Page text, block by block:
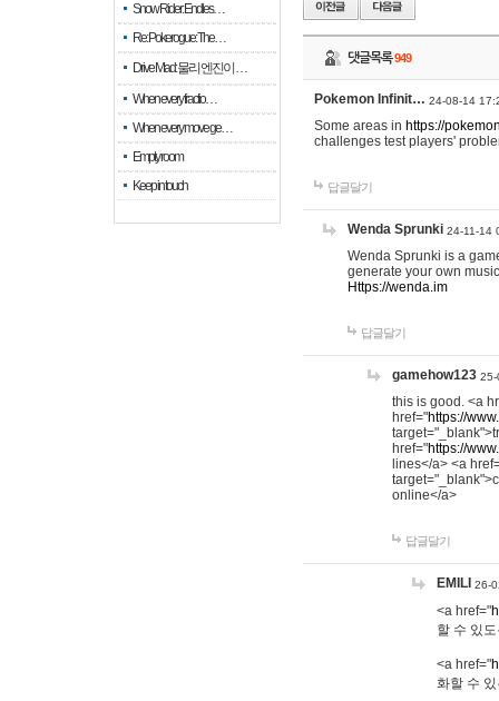
Snow Rider: Endles…
Re: Pokerogue: The…
Drive Mad: 물리 엔진이 …
When every fractio…
When every move ge…
Empty room
Keep in touch
댓글목록949
Pokemon Infinit… 24-08-14
Some areas in https://
challenges test players'
답글달기
Wenda Sprunki 24-11-14
Wenda Sprunki is a
generate your own
Https://wenda.im
답글달기
gamehow123 25-
this is good. <a
href="https://
href="https://
lines</a> <a
online</a>
답글달기
EMILI 26-
<a href="
할 수 있
<a href="
화할 수